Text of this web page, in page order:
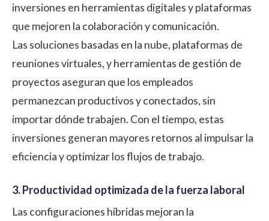
inversiones en herramientas digitales y plataformas
que mejoren la colaboración y comunicación.
Las soluciones basadas en la nube, plataformas de
reuniones virtuales, y herramientas de gestión de
proyectos aseguran que los empleados
permanezcan productivos y conectados, sin
importar dónde trabajen. Con el tiempo, estas
inversiones generan mayores retornos al impulsar la
eficiencia y optimizar los flujos de trabajo.
3. Productividad optimizada de la fuerza laboral
Las configuraciones híbridas mejoran la